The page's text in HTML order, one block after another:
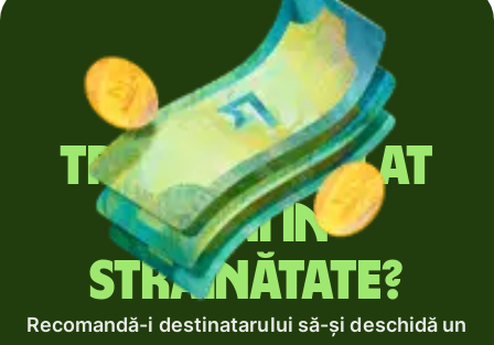
Trimiți regulat
bani în
străinătate?
Recomandă-i destinatarului să-și deschidă un